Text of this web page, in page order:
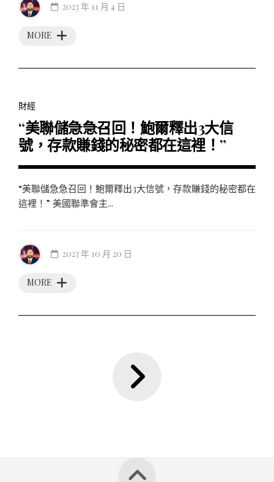
MORE
2023 年 11 月 4 日
財經
“美聯儲急急召回！鮑爾釋出3大信
號，存款賺錢的秘密都在這裡！”
“美聯儲急急召回！鮑爾釋出3大信號，存款賺錢的秘密都在
這裡！” 美國聯準會主...
MORE
2023 年 10 月 20 日